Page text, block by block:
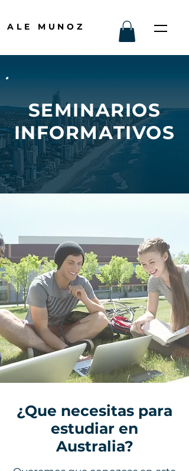
ALE MUNOZ
SEMINARIOS
INFORMATIVOS
¿Que necesitas para
estudiar en
Australia?